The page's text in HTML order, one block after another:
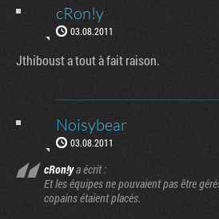
cRon!y
03.08.2011
Jthiboust a tout à fait raison.
Noisybear
03.08.2011
cRon!ya écrit :
Et les équipes ne pouvaient pas être
copains étaient placés.